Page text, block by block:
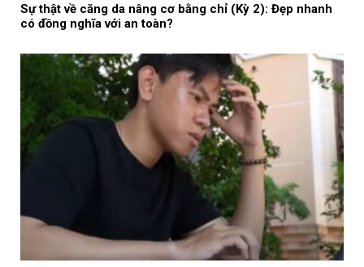
Sự thật về căng da nâng cơ bằng chỉ (Kỳ 2): Đẹp nhanh
có đồng nghĩa với an toàn?